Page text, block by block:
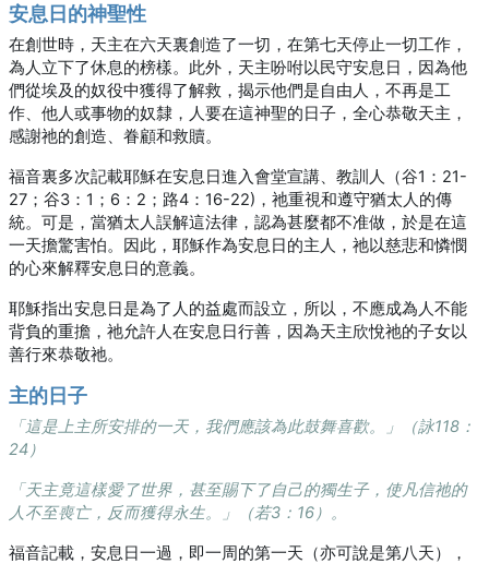
安息日的神聖性
在創世時，天主在六天裏創造了一切，在第七天停止一切工作，
為人立下了休息的榜樣。此外，天主吩咐以民守安息日，因為他
們從埃及的奴役中獲得了解救，揭示他們是自由人，不再是工
作、他人或事物的奴隸，人要在這神聖的日子，全心恭敬天主，
感謝祂的創造、眷顧和救贖。
福音裏多次記載耶穌在安息日進入會堂宣講、教訓人（谷1：21-
27；谷3：1；6：2；路4：16-22)，祂重視和遵守猶太人的傳
統。可是，當猶太人誤解這法律，認為甚麼都不准做，於是在這
一天擔驚害怕。因此，耶穌作為安息日的主人，祂以慈悲和憐憫
的心來解釋安息日的意義。
耶穌指出安息日是為了人的益處而設立，所以，不應成為人不能
背負的重擔，祂允許人在安息日行善，因為天主欣悅祂的子女以
善行來恭敬祂。
主的日子
「這是上主所安排的一天，我們應該為此鼓舞喜歡。」（詠118：
24）
「天主竟這樣愛了世界，甚至賜下了自己的獨生子，使凡信祂的
人不至喪亡，反而獲得永生。」（若3：16）。
福音記載，安息日一過，即一周的第一天（亦可說是第八天），